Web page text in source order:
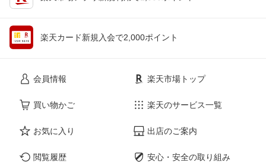
楽天カード新規入会で2,000ポイント
会員情報
買い物かご
お気に入り
閲覧履歴
楽天市場トップ
楽天のサービス一覧
出店のご案内
安心・安全の取り組み